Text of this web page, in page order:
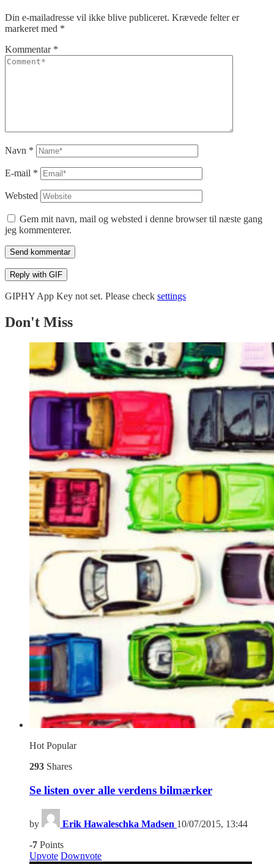
Din e-mailadresse vil ikke blive publiceret. Krævede felter er
markeret med *
Kommentar *
Navn *
E-mail *
Websted
Gem mit navn, mail og websted i denne browser til næste gang
jeg kommenterer.
Send kommentar
Reply with GIF
GIPHY App Key not set. Please check settings
Don't Miss
HotPopular
293 Shares
Se listen over alle verdens bilmærker
by Erik Hawaleschka Madsen 10/07/2015, 13:44
-7 Points
Upvote Downvote